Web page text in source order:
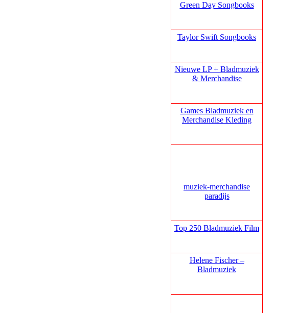
Green Day Songbooks
Taylor Swift Songbooks
Nieuwe LP + Bladmuziek
& Merchandise
Games Bladmuziek en
Merchandise Kleding
muziek‑merchandise
paradijs
Top 250 Bladmuziek Film
Helene Fischer –
Bladmuziek